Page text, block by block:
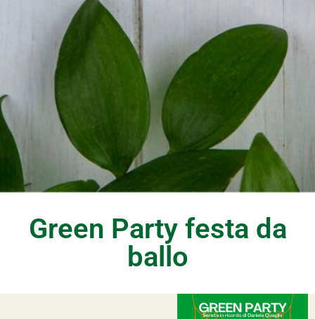
Green Party festa da
ballo